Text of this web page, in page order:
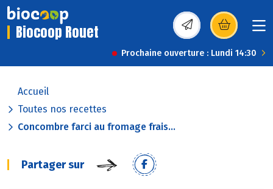
Biocoop Rouet (s’ouvre dans une
Prochaine ouverture : Lundi 14:30
Accueil
Toutes nos recettes
Concombre farci au fromage frais...
Partager sur